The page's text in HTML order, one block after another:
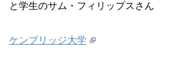
と学生のサム・フィリップスさん
ケンブリッジ大学